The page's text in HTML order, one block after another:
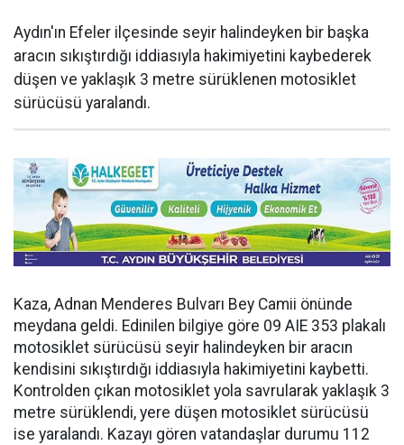
Aydın'ın Efeler ilçesinde seyir halindeyken bir başka
aracın sıkıştırdığı iddiasıyla hakimiyetini kaybederek
düşen ve yaklaşık 3 metre sürüklenen motosiklet
sürücüsü yaralandı.
Kaza, Adnan Menderes Bulvarı Bey Camii önünde
meydana geldi. Edinilen bilgiye göre 09 AIE 353 plakalı
motosiklet sürücüsü seyir halindeyken bir aracın
kendisini sıkıştırdığı iddiasıyla hakimiyetini kaybetti.
Kontrolden çıkan motosiklet yola savrularak yaklaşık 3
metre sürüklendi, yere düşen motosiklet sürücüsü
ise yaralandı. Kazayı gören vatandaşlar durumu 112